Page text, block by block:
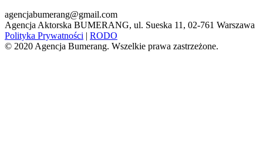
agencjabumerang@gmail.com
Agencja Aktorska BUMERANG, ul. Sueska 11, 02-761 Warszawa
Polityka Prywatności | RODO
© 2020 Agencja Bumerang. Wszelkie prawa zastrzeżone.